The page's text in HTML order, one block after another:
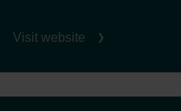
Visit website